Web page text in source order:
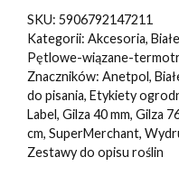
SKU: 5906792147211
Kategorii: Akcesoria, Białe
Pętlowe-wiązane-
Znaczników: Anetpol,
do pisania, Etykiety
Label, Gilza 40 mm, Gilza
cm, SuperMerchant,
Zestawy do opisu roślin